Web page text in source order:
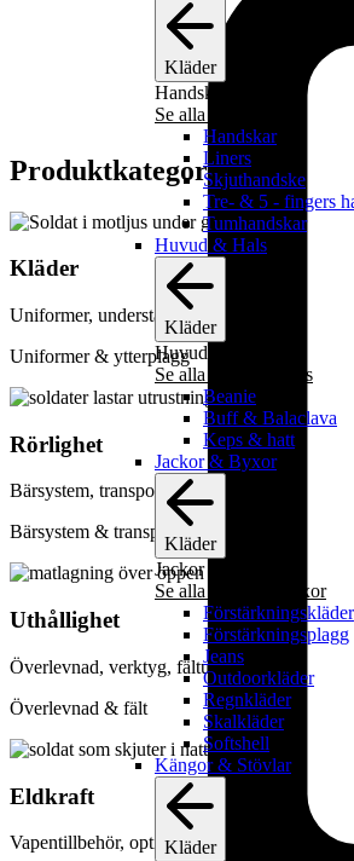
Kläder
Handskar
Se alla handskar
Handskar
Liners
Skjuthandske
Tre- & 5 - fingers
Tumhandskar
Huvud & Hals
Kläder
Huvud & Hals
Se alla huvud & hals
Beanie
Buff & Balaclava
Keps & hatt
Jackor & Byxor
Kläder
Jackor & Byxor
Se alla jackor & byxor
Förstärkningskläder
Förstärkningsplagg
Jeans
Outdoorkläder
Regnkläder
Skalkläder
Softshell
Kängor & Stövlar
Kläder
Produktkategorier
Kläder
Uniformer, underställ, ytterplagg
Uniformer & ytterplagg
Rörlighet
Bärsystem, transport, mobil utrustning
Bärsystem & transport
Uthållighet
Överlevnad, verktyg, fältutrustning
Överlevnad & fält
Eldkraft
Vapentillbehör, optik, utrustning